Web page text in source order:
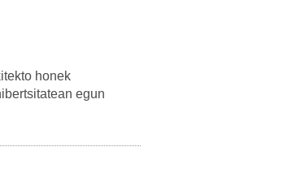
honek
egun